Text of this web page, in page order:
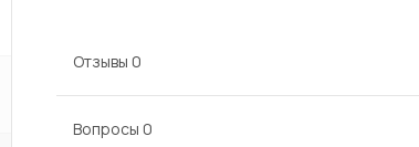
Отзывы 0
Вопросы 0